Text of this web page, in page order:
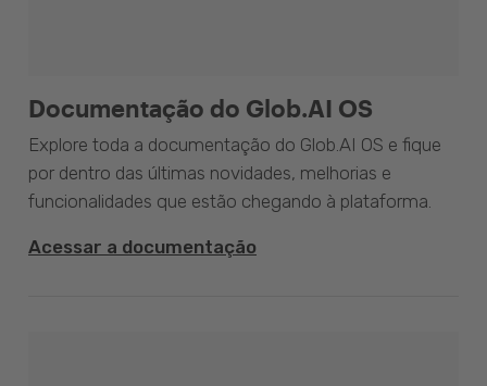
Documentação do Glob.AI OS
Explore toda a documentação do Glob.AI OS e fique
por dentro das últimas novidades, melhorias e
funcionalidades que estão chegando à plataforma.
Acessar a documentação